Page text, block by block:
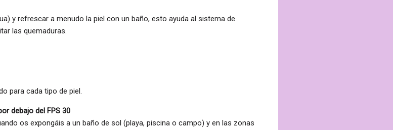
y refrescar a menudo la piel con un baño, esto ayuda al sistema de
las quemaduras.
para cada tipo de piel.
debajo del FPS 30
os expongáis a un baño de sol (playa, piscina o campo) y en las zonas